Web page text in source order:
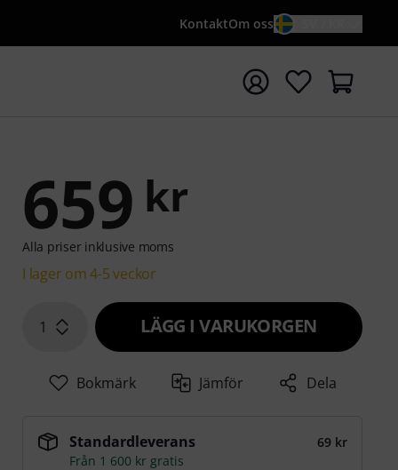
KontaktOm oss
sökningen med söktermen {searchTerm}
659 kr
Alla priser inklusive moms
I lager om 4-5 veckor
1 LÄGG I VARUKORGEN
Bokmärk Jämför Dela
Standardleverans
69 kr
Från 1 600 kr gratis